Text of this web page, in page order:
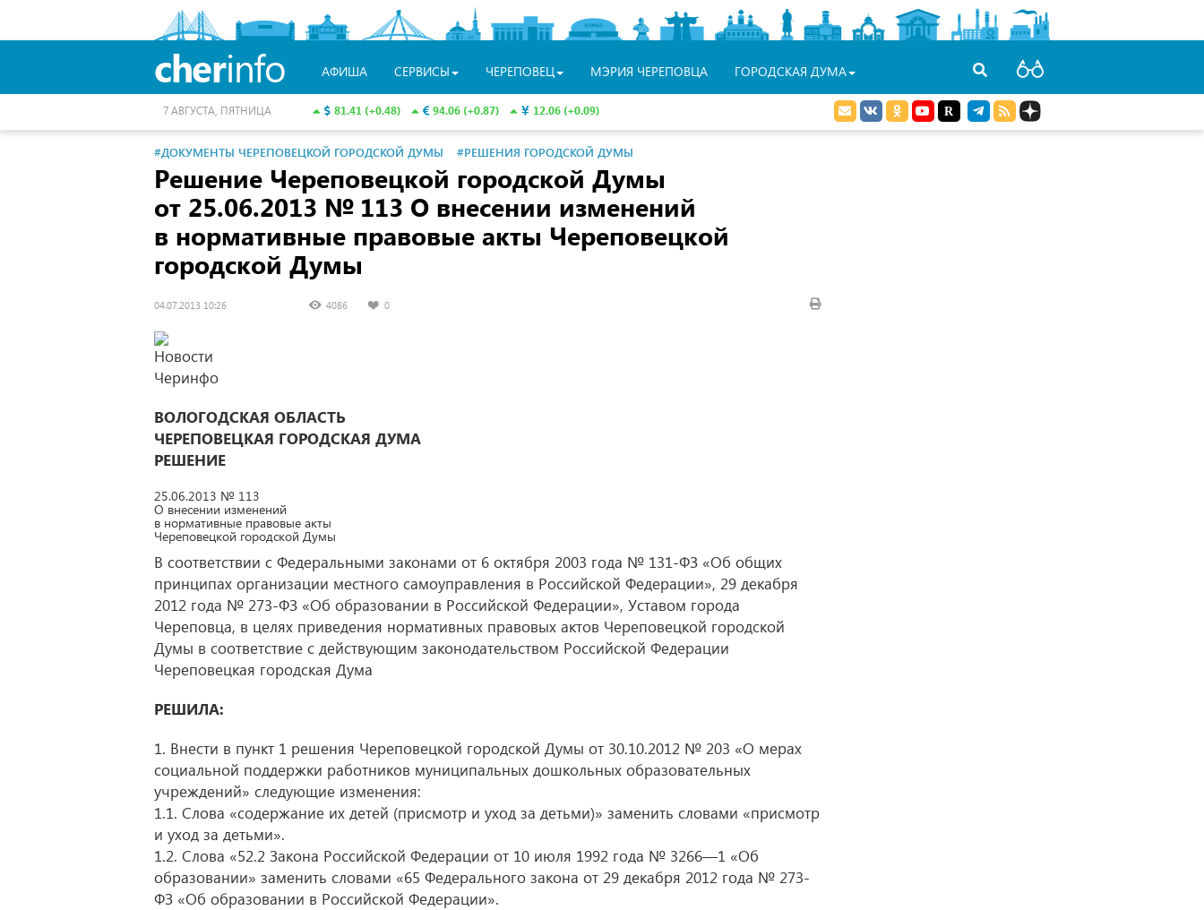
cherinfo АФИША СЕРВИСЫ ЧЕРЕПОВЕЦ МЭРИЯ ЧЕРЕПОВЦА ГОРОДСКАЯ ДУМА
81.41 (+0.48) 94.06 (+0.87) 12.06 (+0.09)
7 АВГУСТА, ПЯТНИЦА
#ДОКУМЕНТЫ ЧЕРЕПОВЕЦКОЙ ГОРОДСКОЙ ДУМЫ #РЕШЕНИЯ ГОРОДСКОЙ ДУМЫ
Решение Череповецкой городской Думы
от 25.06.2013 № 113 О внесении изменений
в нормативные правовые акты Череповецкой
городской Думы
04.07.2013 10:26 4086 0
ВОЛОГОДСКАЯ ОБЛАСТЬ
ЧЕРЕПОВЕЦКАЯ ГОРОДСКАЯ ДУМА
РЕШЕНИЕ
25.06.2013 № 113
О внесении изменений
в нормативные правовые акты
Череповецкой городской Думы
В соответствии с Федеральными законами от 6 октября 2003 года № 131-ФЗ «Об общих
принципах организации местного самоуправления в Российской Федерации», 29 декабря
2012 года № 273-ФЗ «Об образовании в Российской Федерации», Уставом города
Череповца, в целях приведения нормативных правовых актов Череповецкой городской
Думы в соответствие с действующим законодательством Российской Федерации
Череповецкая городская Дума
РЕШИЛА:
1. Внести в пункт 1 решения Череповецкой городской Думы от 30.10.2012 № 203 «О мерах
социальной поддержки работников муниципальных дошкольных образовательных
учреждений» следующие изменения:
1.1. Слова «содержание их детей (присмотр и уход за детьми)» заменить словами «присмотр
и уход за детьми».
1.2. Слова «52.2 Закона Российской Федерации от 10 июля 1992 года № 3266—1 «Об
образовании» заменить словами «65 Федерального закона от 29 декабря 2012 года № 273-
ФЗ «Об образовании в Российской Федерации».